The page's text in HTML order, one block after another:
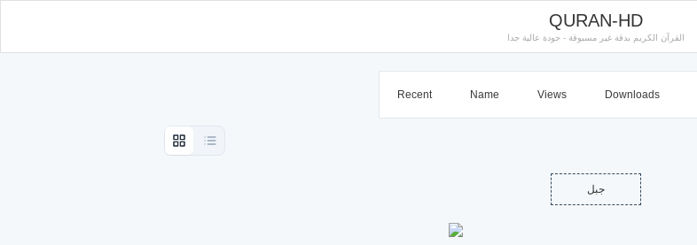
QURAN-HD
القرآن الكريم بدقة غير مسبوقة - جودة عالية جدا
Recent Name Views Downloads
جبل